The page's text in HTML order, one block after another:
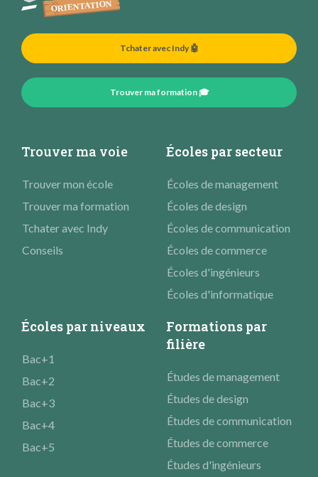
Tchater avec Indy 🤖
Trouver ma formation 🎓
Trouver ma voie
Trouver mon école
Trouver ma formation
Tchater avec Indy
Conseils
Écoles par secteur
Écoles de management
Écoles de design
Écoles de communication
Écoles de commerce
Écoles d'ingénieurs
Écoles d'informatique
Écoles par niveaux
Bac+1
Bac+2
Bac+3
Bac+4
Bac+5
Formations par
filière
Études de management
Études de design
Études de communication
Études de commerce
Études d'ingénieurs